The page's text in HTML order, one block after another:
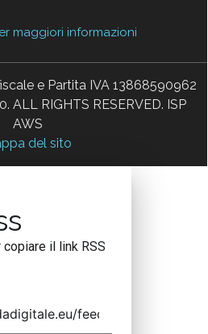
maggiori informazioni
e Partita IVA 13868590962
RIGHTS RESERVED. ISP
AWS
del sito
il link RSS